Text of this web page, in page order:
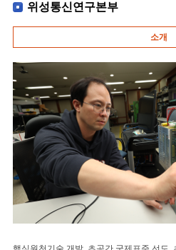
위성통신연구본부
소개